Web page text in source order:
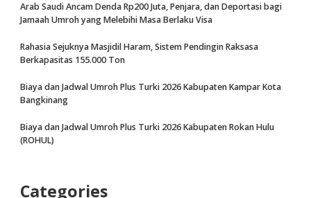
Arab Saudi Ancam Denda Rp200 Juta, Penjara, dan Deportasi bagi
Jamaah Umroh yang Melebihi Masa Berlaku Visa
Rahasia Sejuknya Masjidil Haram, Sistem Pendingin Raksasa
Berkapasitas 155.000 Ton
Biaya dan Jadwal Umroh Plus Turki 2026 Kabupaten Kampar Kota
Bangkinang
Biaya dan Jadwal Umroh Plus Turki 2026 Kabupaten Rokan Hulu
(ROHUL)
Categories